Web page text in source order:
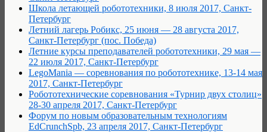
Школа летающей робототехники, 8 июля 2017, Санкт-
Петербург
Летний лагерь Робикс, 25 июня — 28 августа 2017,
Санкт-Петербург (пос. Победа)
Летние курсы преподавателей робототехники, 29 мая —
22 июля 2017, Санкт-Петербург
LegoMania — соревнования по робототехнике, 13-14 мая
2017, Санкт-Петербург
Робототехнические соревнования «Турнир двух столиц»
28-30 апреля 2017, Санкт-Петербург
Форум по новым образовательным технологиям
EdCrunchSpb, 23 апреля 2017, Санкт-Петербург